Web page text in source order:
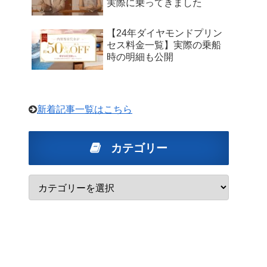
実際に乗ってきました
【24年ダイヤモンドプリン
セス料金一覧】実際の乗船
時の明細も公開
新着記事一覧はこちら
カテゴリー